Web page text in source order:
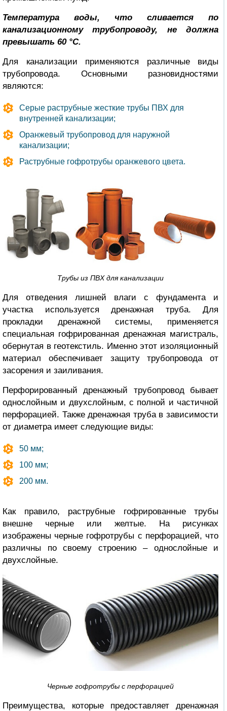
Температура воды, что сливается по
канализационному трубопроводу, не должна
превышать 60 °С.
Для канализации применяются различные виды
трубопровода. Основными разновидностями
являются:
Серые раструбные жесткие трубы ПВХ для
внутренней канализации;
Оранжевый трубопровод для наружной
канализации;
Раструбные гофротрубы оранжевого цвета.
Трубы из ПВХ для канализации
Для отведения лишней влаги с фундамента и
участка используется дренажная труба. Для
прокладки дренажной системы, применяется
специальная гофрированная дренажная магистраль,
обернутая в геотекстиль. Именно этот изоляционный
материал обеспечивает защиту трубопровода от
засорения и заиливания.
Перфорированный дренажный трубопровод бывает
однослойным и двухслойным, с полной и частичной
перфорацией. Также дренажная труба в зависимости
от диаметра имеет следующие виды:
50 мм;
100 мм;
200 мм.
Как правило, раструбные гофрированные трубы
внешне черные или желтые. На рисунках
изображены черные гофротрубы с перфорацией, что
различны по своему строению – однослойные и
двухслойные.
Черные гофротрубы с перфорацией
Преимущества, которые предоставляет дренажная